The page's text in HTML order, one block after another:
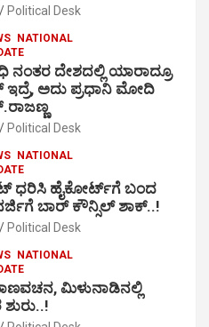
Political Desk
NATIONAL
ನಂತರ ದೇಶದಲ್ಲಿ ಯಾರಾದ್ರೂ
ಅದು ಪ್ರಧಾನಿ ಮೋದಿ
Political Desk
NATIONAL
ಧರಿಸಿ ಹೈಕೋರ್ಟ್​ಗೆ ಬಂದ
ಬಾರ್ ಕೌನ್ಸಿಲ್ ಶಾಕ್..!
Political Desk
NATIONAL
ಮಿಳುನಾಡಿನಲ್ಲಿ